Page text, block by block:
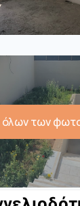
όλων των